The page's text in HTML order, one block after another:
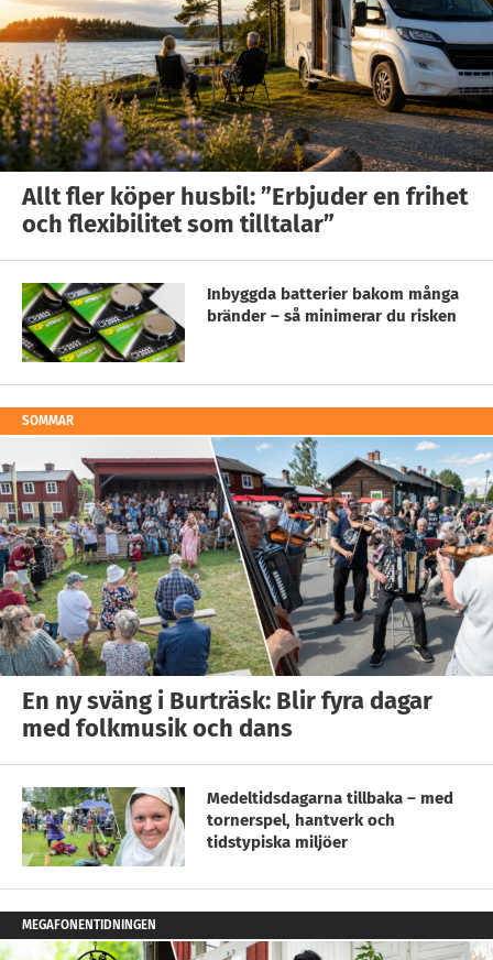
Allt fler köper husbil: ”Erbjuder en frihet
och flexibilitet som tilltalar”
Inbyggda batterier bakom många
bränder – så minimerar du risken
SOMMAR
En ny sväng i Burträsk: Blir fyra dagar
med folkmusik och dans
Medeltidsdagarna tillbaka – med
tornerspel, hantverk och
tidstypiska miljöer
MEGAFONENTIDNINGEN